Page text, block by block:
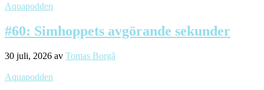
Aquapodden
#60: Simhoppets avgörande sekunder
30 juli, 2026 av Tomas Borgå
Aquapodden